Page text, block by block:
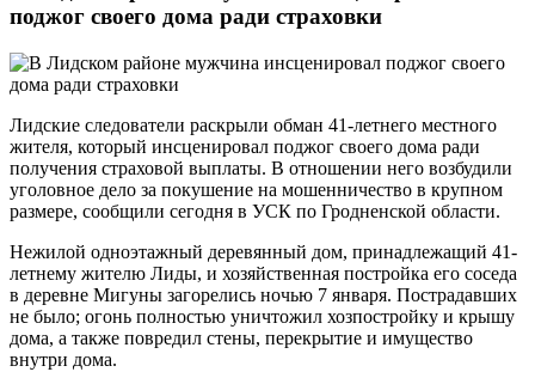
поджог своего дома ради страховки
Лидские следователи раскрыли обман 41-летнего местного
жителя, который инсценировал поджог своего дома ради
получения страховой выплаты. В отношении него возбудили
уголовное дело за покушение на мошенничество в крупном
размере, сообщили сегодня в УСК по Гродненской области.
Нежилой одноэтажный деревянный дом, принадлежащий 41-
летнему жителю Лиды, и хозяйственная постройка его соседа
в деревне Мигуны загорелись ночью 7 января. Пострадавших
не было; огонь полностью уничтожил хозпостройку и крышу
дома, а также повредил стены, перекрытие и имущество
внутри дома.